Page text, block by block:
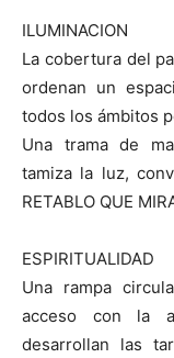
ILUMINACION
La cobertura del
ordenan un
todos los ámbitos
Una trama de
tamiza la luz,
RETABLO QUE
ESPIRITUALIDAD
Una rampa
acceso con la
desarrollan las